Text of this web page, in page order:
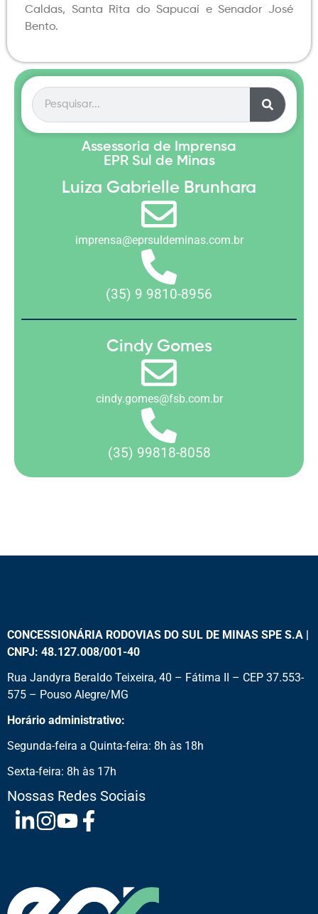
Assessoria de Imprensa
EPR Sul de Minas
Luiza Gabrielle Brunhara
imprensa@eprsuldeminas.com.br
(35) 9 9810-8956
Cindy Gomes
cindy.gomes@fsb.com.br
(35) 99818-8058
Caldas, Santa Rita do Sapucaí e Senador José
Bento.
CONCESSIONÁRIA RODOVIAS DO SUL DE MINAS SPE S.A |
CNPJ: 48.127.008/001-40
Rua Jandyra Beraldo Teixeira, 40 – Fátima II – CEP 37.553-
575 – Pouso Alegre/MG
Horário administrativo:
Segunda-feira a Quinta-feira: 8h às 18h
Sexta-feira: 8h às 17h
Nossas Redes Sociais